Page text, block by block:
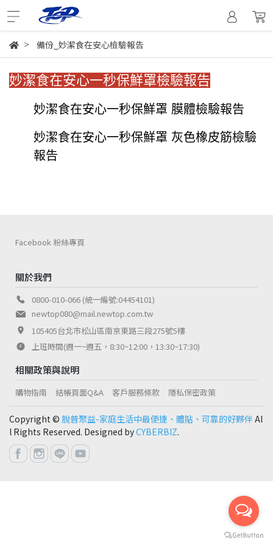
備份_妙潔食在安心檢驗報告
妙潔食在安心一秒保鮮罩檢驗報告
妙潔食在安心一秒保鮮罩 膜體檢驗報告
妙潔食在安心一秒保鮮罩 灰色橡皮筋檢驗
報告
關於我們
0800-010-066 (統一編號:04454101)
newtop080@mail.newtop.com.tw
105405台北市松山區南京東路三段275號5樓
上班時間(週一~週五，8:30~12:00，13:30~17:30)
相關政策與說明
購物指南 結帳頁面Q&A 客戶服務條款 隱私保密政策
Facebook 粉絲專頁
Copyright © 脫普聚益-家庭生活中最便捷、體貼、可靠的好夥伴Al
l Rights Reserved. Designed byCYBERBIZ.